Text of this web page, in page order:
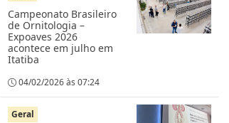
Campeonato Brasileiro
de Ornitologia –
Expoaves 2026
acontece em julho em
Itatiba
04/02/2026 às 07:24
Geral